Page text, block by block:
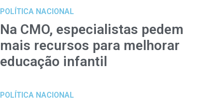
POLÍTICA NACIONAL
Na CMO, especialistas pedem
mais recursos para melhorar
educação infantil
POLÍTICA NACIONAL